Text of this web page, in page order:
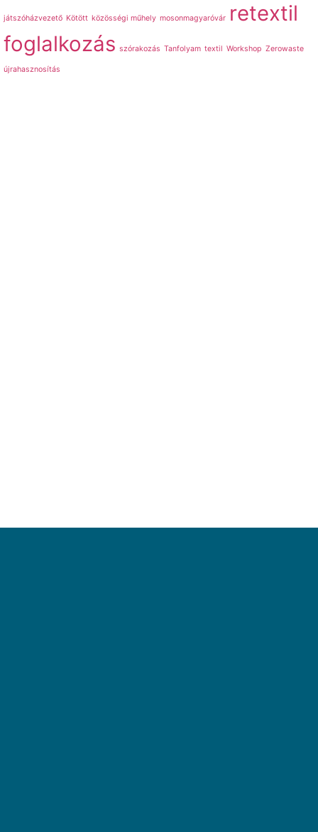
játszóházvezető Kötött közösségi műhely mosonmagyaróvár retextil
foglalkozás szórakozás Tanfolyam textil Workshop Zerowaste
újrahasznosítás